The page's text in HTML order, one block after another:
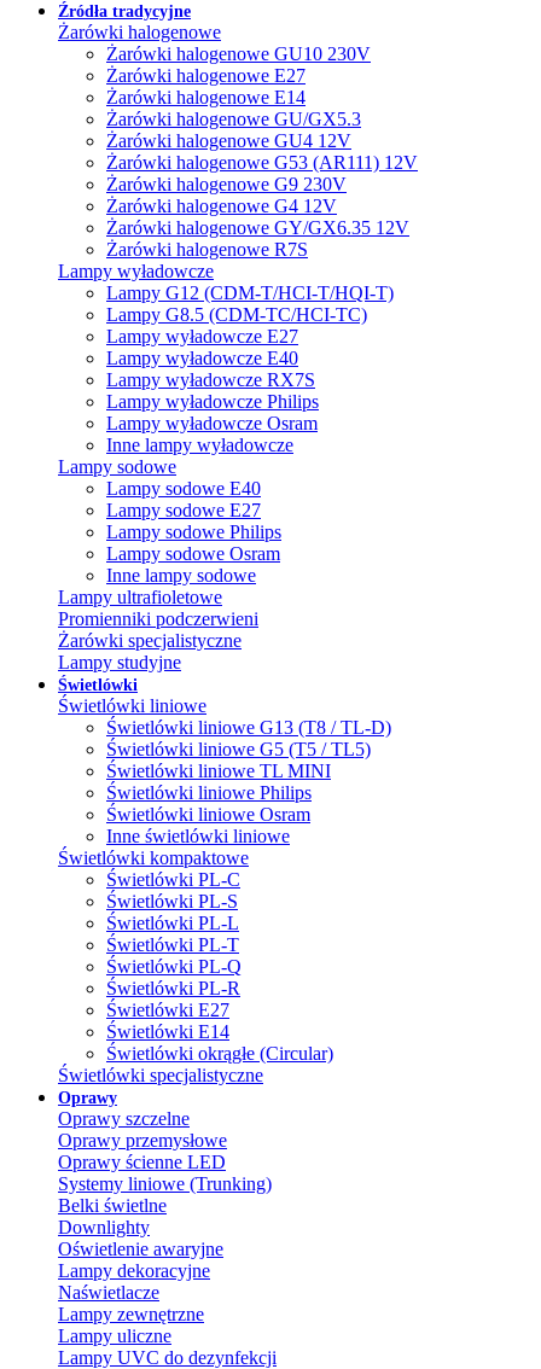
Źródła tradycyjne
Żarówki halogenowe
Żarówki halogenowe GU10 230V
Żarówki halogenowe E27
Żarówki halogenowe E14
Żarówki halogenowe GU/GX5.3
Żarówki halogenowe GU4 12V
Żarówki halogenowe G53 (AR111) 12V
Żarówki halogenowe G9 230V
Żarówki halogenowe G4 12V
Żarówki halogenowe GY/GX6.35 12V
Żarówki halogenowe R7S
Lampy wyładowcze
Lampy G12 (CDM-T/HCI-T/HQI-T)
Lampy G8.5 (CDM-TC/HCI-TC)
Lampy wyładowcze E27
Lampy wyładowcze E40
Lampy wyładowcze RX7S
Lampy wyładowcze Philips
Lampy wyładowcze Osram
Inne lampy wyładowcze
Lampy sodowe
Lampy sodowe E40
Lampy sodowe E27
Lampy sodowe Philips
Lampy sodowe Osram
Inne lampy sodowe
Lampy ultrafioletowe
Promienniki podczerwieni
Żarówki specjalistyczne
Lampy studyjne
Świetlówki
Świetlówki liniowe
Świetlówki liniowe G13 (T8 / TL-D)
Świetlówki liniowe G5 (T5 / TL5)
Świetlówki liniowe TL MINI
Świetlówki liniowe Philips
Świetlówki liniowe Osram
Inne świetlówki liniowe
Świetlówki kompaktowe
Świetlówki PL-C
Świetlówki PL-S
Świetlówki PL-L
Świetlówki PL-T
Świetlówki PL-Q
Świetlówki PL-R
Świetlówki E27
Świetlówki E14
Świetlówki okrągłe (Circular)
Świetlówki specjalistyczne
Oprawy
Oprawy szczelne
Oprawy przemysłowe
Oprawy ścienne LED
Systemy liniowe (Trunking)
Belki świetlne
Downlighty
Oświetlenie awaryjne
Lampy dekoracyjne
Naświetlacze
Lampy zewnętrzne
Lampy uliczne
Lampy UVC do dezynfekcji